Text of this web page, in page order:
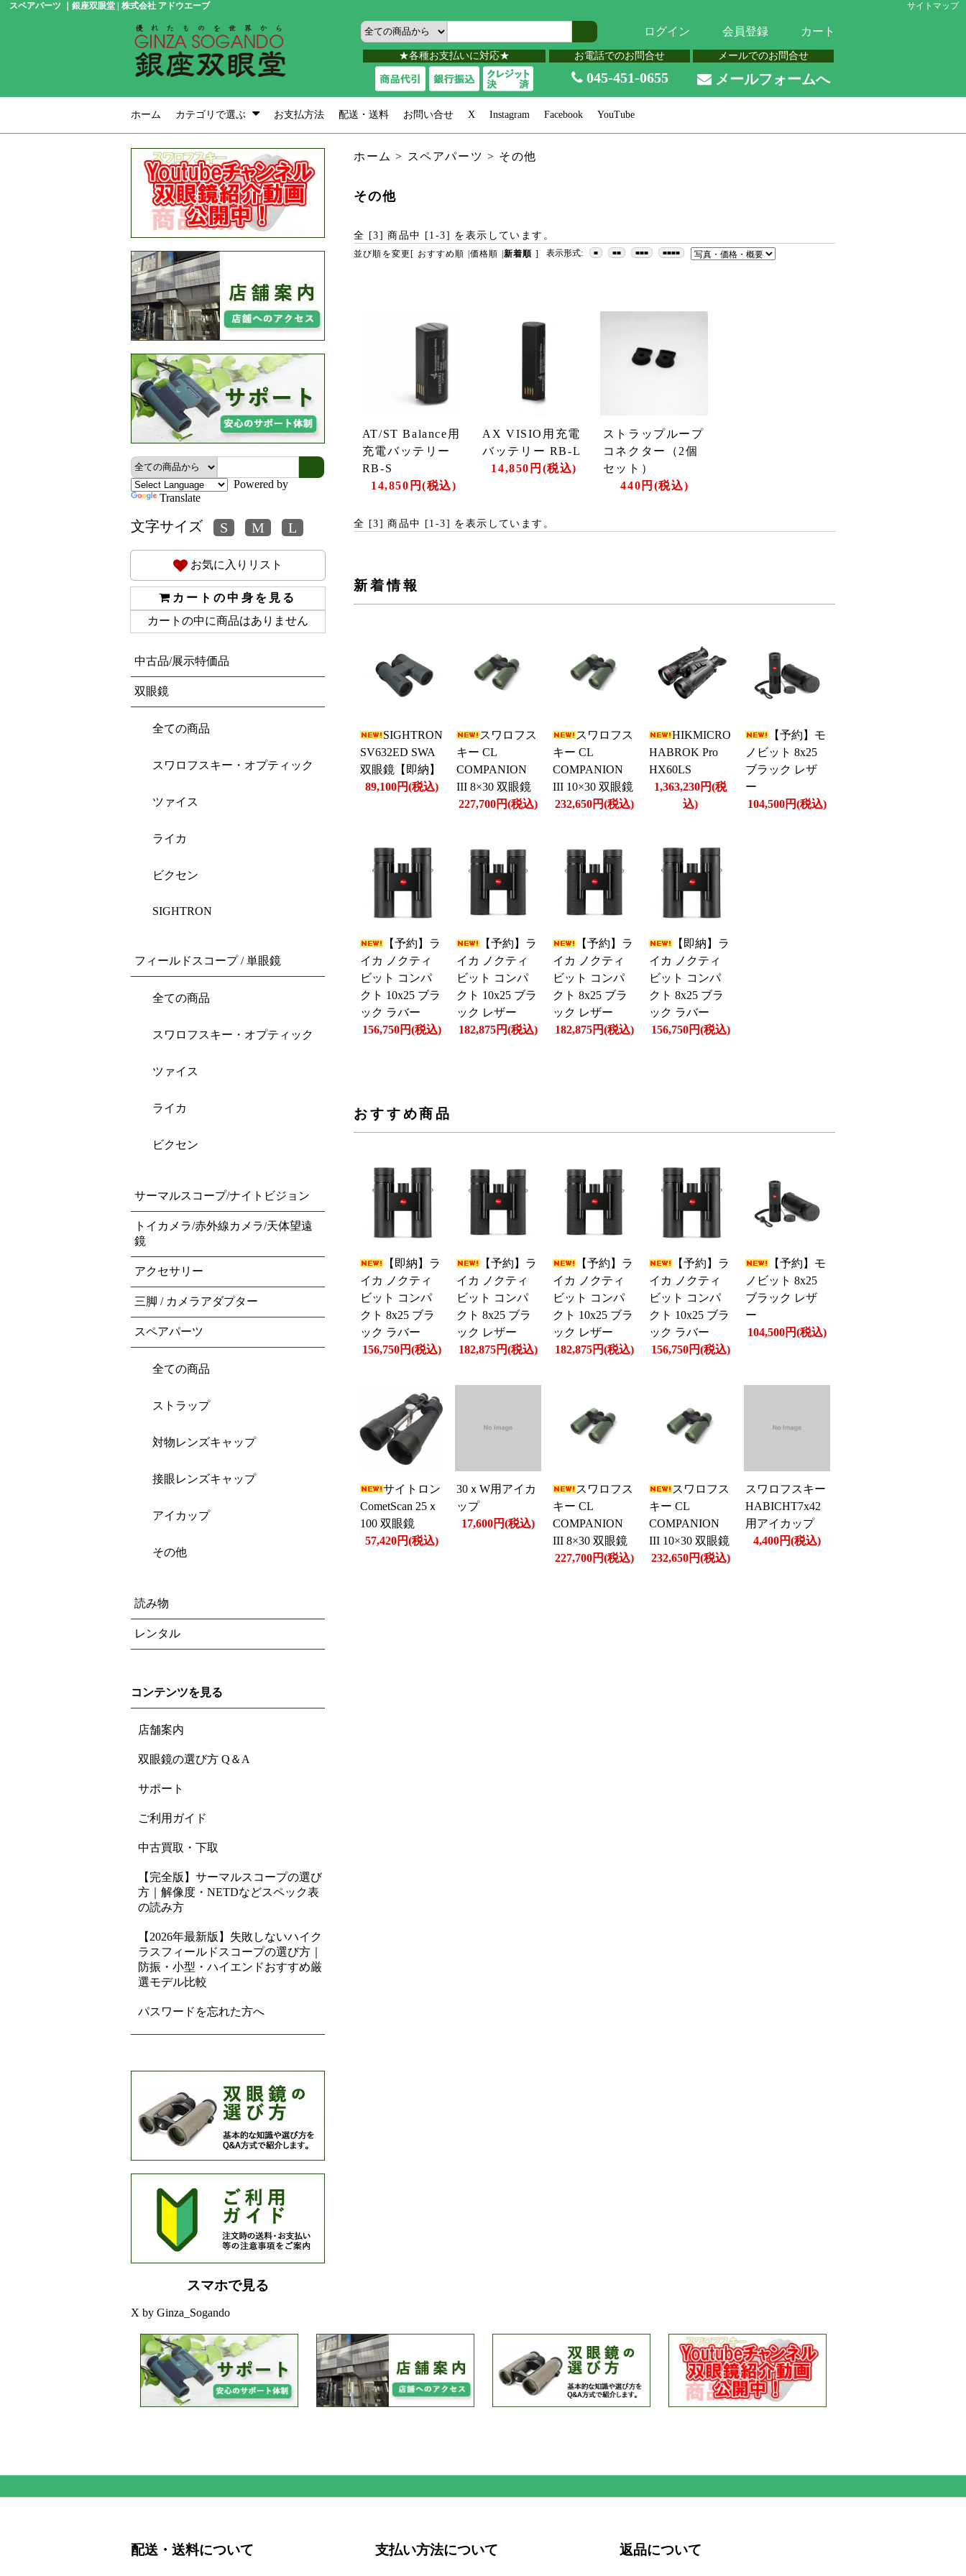
スペアパーツ ｜銀座双眼堂 | 株式会社 アドウエーブ サイトマップ
カート
会員登録
ログイン
メールでのお問合せ
メールフォームへ
お電話でのお問合せ
045-451-0655
★各種お支払いに対応★
ホーム カテゴリで選ぶ お支払方法 配送・送料 お問い合せ X Instagram Facebook YouTube
ホーム > スペアパーツ > その他
その他
全 [3] 商品中 [ 1 -3] を表示しています。
並び順を変更[ おすすめ順 |価格順 |新着順 ] 表示形式: ■ ■■ ■■■ ■■■■
AT/ST Balance用
充電バッテリー
RB-S
14,850円(税込)
AX VISIO用充電
バッテリー RB-L
14,850円(税込)
ストラップループ
コネクター（2個
セット）
440円(税込)
全 [3] 商品中 [ 1 -3] を表示しています。
新着情報
SIGHTRON
SV632ED SWA
双眼鏡【即納】
89,100円(税込)
スワロフス
キー CL
COMPANION
III 8×30 双眼鏡
227,700円(税込)
スワロフス
キー CL
COMPANION
III 10×30 双眼鏡
232,650円(税込)
HIKMICRO
HABROK Pro
HX60LS
1,363,230円(税
込)
【予約】モ
ノビット 8x25
ブラック レザ
ー
104,500円(税込)
【予約】ラ
イカ ノクティ
ビット コンパ
クト 10x25 ブラ
ック ラバー
156,750円(税込)
【予約】ラ
イカ ノクティ
ビット コンパ
クト 10x25 ブラ
ック レザー
182,875円(税込)
【予約】ラ
イカ ノクティ
ビット コンパ
クト 8x25 ブラ
ック レザー
182,875円(税込)
【即納】ラ
イカ ノクティ
ビット コンパ
クト 8x25 ブラ
ック ラバー
156,750円(税込)
おすすめ商品
【即納】ラ
イカ ノクティ
ビット コンパ
クト 8x25 ブラ
ック ラバー
156,750円(税込)
【予約】ラ
イカ ノクティ
ビット コンパ
クト 8x25 ブラ
ック レザー
182,875円(税込)
【予約】ラ
イカ ノクティ
ビット コンパ
クト 10x25 ブラ
ック レザー
182,875円(税込)
【予約】ラ
イカ ノクティ
ビット コンパ
クト 10x25 ブラ
ック ラバー
156,750円(税込)
【予約】モ
ノビット 8x25
ブラック レザ
ー
104,500円(税込)
サイトロン
CometScan 25ｘ
100 双眼鏡
57,420円(税込)
30ｘW用アイカ
ップ
17,600円(税込)
スワロフス
キー CL
COMPANION
III 8×30 双眼鏡
227,700円(税込)
スワロフス
キー CL
COMPANION
III 10×30 双眼鏡
232,650円(税込)
スワロフスキー
HABICHT7x42
用アイカップ
4,400円(税込)
Powered by
Translate
文字サイズ
お気に入りリスト
カートの中身を見る
カートの中に商品はありません
中古品/展示特価品
双眼鏡
全ての商品
スワロフスキー・オプティック
ツァイス
ライカ
ビクセン
SIGHTRON
フィールドスコープ / 単眼鏡
全ての商品
スワロフスキー・オプティック
ツァイス
ライカ
ビクセン
サーマルスコープ/ナイトビジョン
トイカメラ/赤外線カメラ/天体望遠
鏡
アクセサリー
三脚 / カメラアダプター
スペアパーツ
全ての商品
ストラップ
対物レンズキャップ
接眼レンズキャップ
アイカップ
その他
読み物
レンタル
コンテンツを見る
店舗案内
双眼鏡の選び方 Q＆A
サポート
ご利用ガイド
中古買取・下取
【完全版】サーマルスコープの選び
方｜解像度・NETDなどスペック表
の読み方
【2026年最新版】失敗しないハイク
ラスフィールドスコープの選び方｜
防振・小型・ハイエンドおすすめ厳
選モデル比較
パスワードを忘れた方へ
スマホで見る
X by Ginza_Sogando
配送・送料について 支払い方法について 返品について